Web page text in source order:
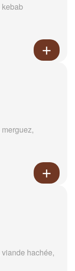
kebab
hachée,